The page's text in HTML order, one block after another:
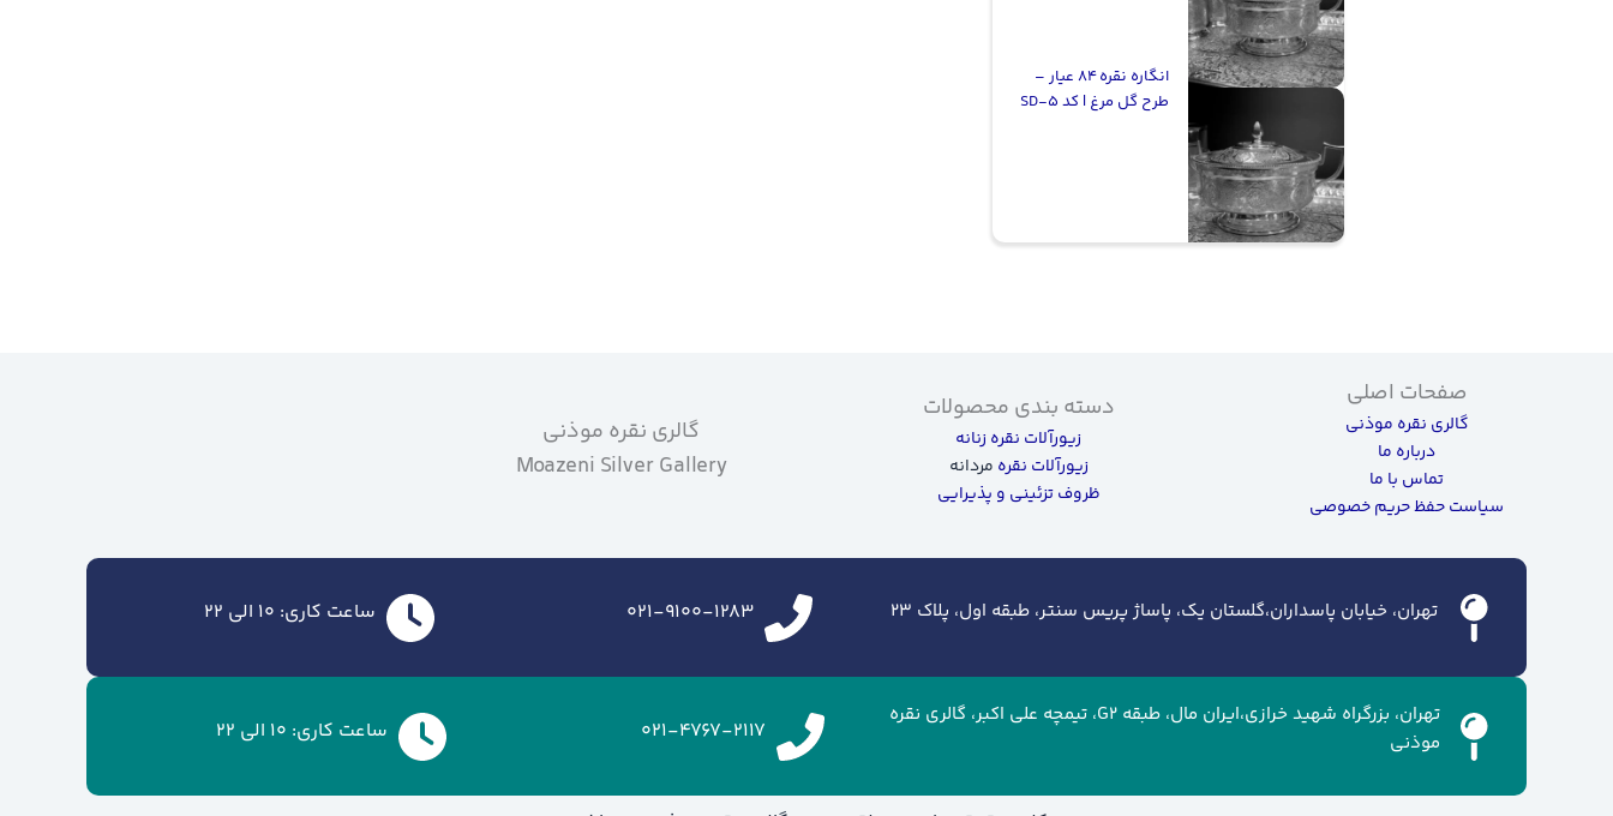
انگاره نقره ۸۴ عیار –
طرح گل مرغ | کد SD-5
صفحات اصلی
گالری نقره موذنی
درباره ما
تماس با ما
سیاست حفظ حریم خصوصی
دسته بندی محصولات
زیورآلات نقره زنانه
زیورآلات نقره مردانه
ظروف تزئینی و پذیرایی
گالری نقره موذنی
Moazeni Silver Gallery
تهران، خیابان پاسداران،گلستان یک، پاساژ پریس سنتر، طبقه اول، پلاک ۲۳ 021-9100-1283 ساعت کاری: 10 الی 22
تهران، بزرگراه شهید خرازی،ایران مال، طبقه G2، تیمچه علی اکبر، گالری نقره
موذنی
021-4767-2117 ساعت کاری: 10 الی 22